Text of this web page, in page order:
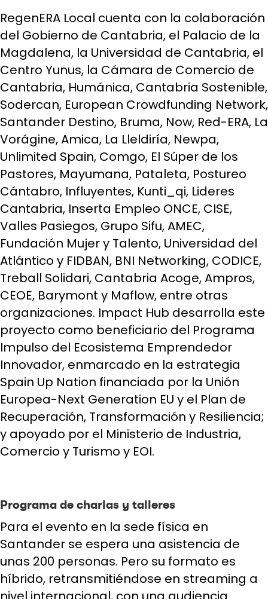
RegenERA Local cuenta con la colaboración
del Gobierno de Cantabria, el Palacio de la
Magdalena, la Universidad de Cantabria, el
Centro Yunus, la Cámara de Comercio de
Cantabria, Humánica, Cantabria Sostenible,
Sodercan, European Crowdfunding Network,
Santander Destino, Bruma, Now, Red-ERA, La
Vorágine, Amica, La Lleldiría, Newpa,
Unlimited Spain, Comgo, El Súper de los
Pastores, Mayumana, Pataleta, Postureo
Cántabro, Influyentes, Kunti_qi, Lideres
Cantabria, Inserta Empleo ONCE, CISE,
Valles Pasiegos, Grupo Sifu, AMEC,
Fundación Mujer y Talento, Universidad del
Atlántico y FIDBAN, BNI Networking, CODICE,
Treball Solidari, Cantabria Acoge, Ampros,
CEOE, Barymont y Maflow, entre otras
organizaciones. Impact Hub desarrolla este
proyecto como beneficiario del Programa
Impulso del Ecosistema Emprendedor
Innovador, enmarcado en la estrategia
Spain Up Nation financiada por la Unión
Europea-Next Generation EU y el Plan de
Recuperación, Transformación y Resiliencia;
y apoyado por el Ministerio de Industria,
Comercio y Turismo y EOI.
Programa de charlas y talleres
Para el evento en la sede física en
Santander se espera una asistencia de
unas 200 personas. Pero su formato es
híbrido, retransmitiéndose en streaming a